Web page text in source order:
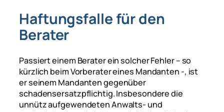
Haftungsfalle für den
Berater
Passiert einem Berater ein solcher Fehler – so
kürzlich beim Vorberater eines Mandanten -, ist
er seinem Mandanten gegenüber
schadensersatzpflichtig. Insbesondere die
unnütz aufgewendeten Anwalts- und